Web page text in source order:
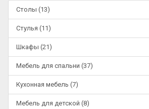
Столы (13)
Стулья (11)
Шкафы (21)
Мебель для спальни (37)
Кухонная мебель (7)
Мебель для детской (8)